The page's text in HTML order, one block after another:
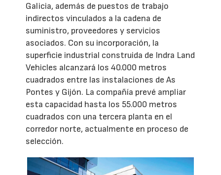
Galicia, además de puestos de trabajo
indirectos vinculados a la cadena de
suministro, proveedores y servicios
asociados. Con su incorporación, la
superficie industrial construida de Indra Land
Vehicles alcanzará los 40.000 metros
cuadrados entre las instalaciones de As
Pontes y Gijón. La compañía prevé ampliar
esta capacidad hasta los 55.000 metros
cuadrados con una tercera planta en el
corredor norte, actualmente en proceso de
selección.